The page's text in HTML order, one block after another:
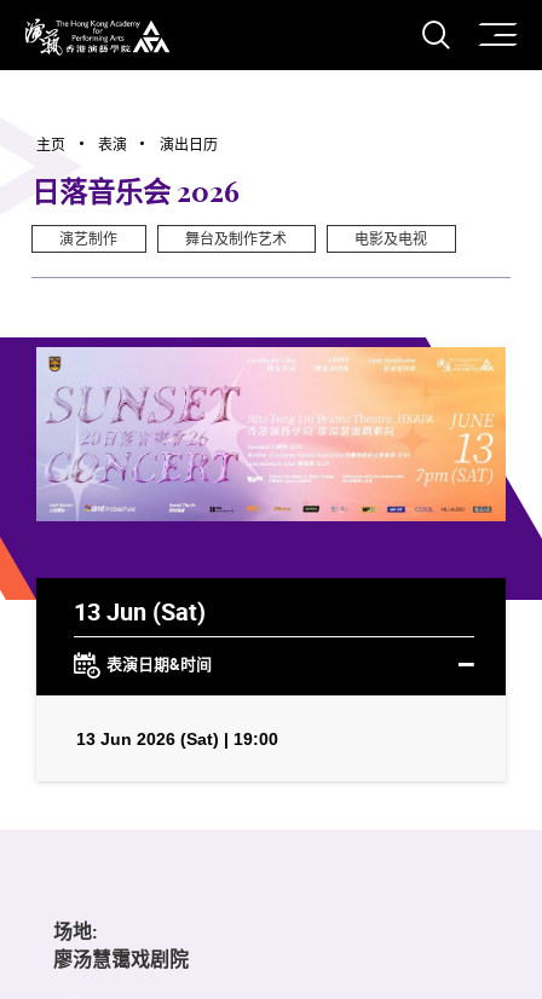
香港演艺学院
打开
主页 表演 演出日历
日落音乐会 2026
演艺制作 舞台及制作艺术 电影及电视
13 Jun (Sat)
表演日期&时间
13 Jun 2026 (Sat) | 19:00
场地:
廖汤慧霭戏剧院